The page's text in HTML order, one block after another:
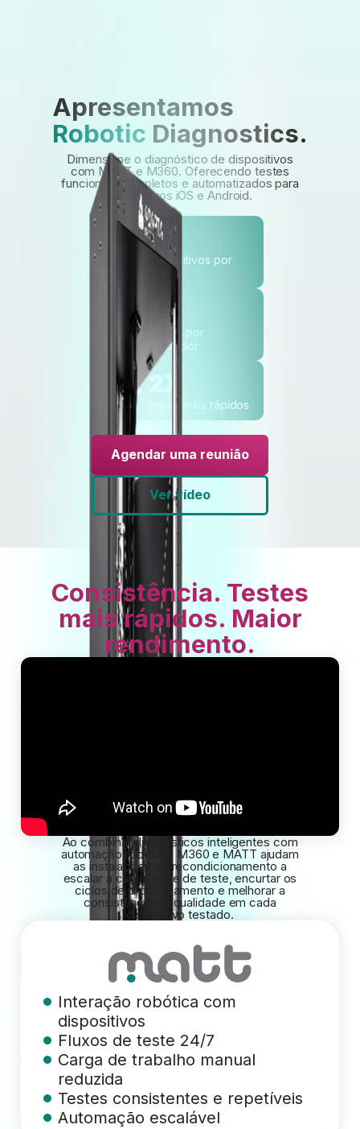
Apresentamos
Robotic Diagnostics.
Dimensione o diagnóstico de dispositivos
com MATT e M360. Oferecendo testes
funcionais completos e automatizados para
dispositivos iOS e Android.
5
dispositivos por
robots por
operador
2X
testes mais rápidos
Agendar uma reunião
Ver vídeo
Consistência. Testes
mais rápidos. Maior
rendimento.
Ao combinar diagnósticos inteligentes com
automação robótica, M360 e MATT ajudam
as instalações de recondicionamento a
escalar a capacidade de teste, encurtar os
ciclos de processamento e melhorar a
consistência de qualidade em cada
dispositivo testado.
Interação robótica com
dispositivos
Fluxos de teste 24/7
Carga de trabalho manual
reduzida
Testes consistentes e repetíveis
Automação escalável